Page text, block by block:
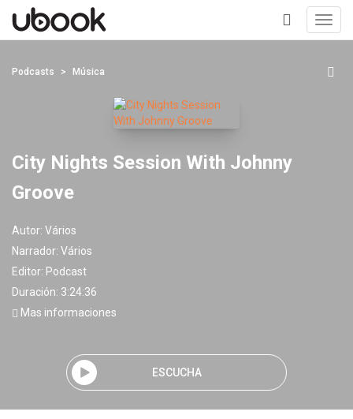
+
Podcasts Música
City Nights Session With Johnny
Groove
Autor: Vários
Narrador: Vários
Editor: Podcast
Duración: 3:24:36
Mas informaciones
ESCUCHA